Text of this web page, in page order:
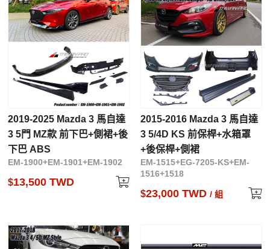
2019-2025 Mazda 3 馬自達
3 5門 MZ款 前下巴+側裙+後
下巴 ABS
EM-1900+EM-1901+EM-1902
$13,500 TWD
2015-2016 Mazda 3 馬自達
3 5/4D KS 前保桿+水箱罩
+後保桿+側裙
EM-1515+EG-7205-KS+EM-
1516+1518
$23,000 TWD/ 組